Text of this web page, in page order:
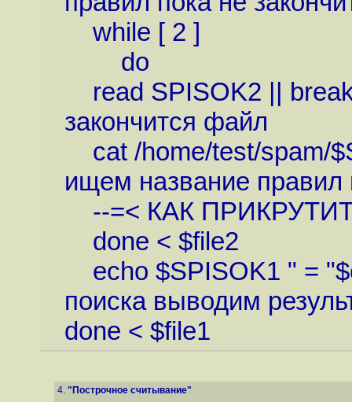
while [ 2 ]
do
read SPISOK2 ||
закончится файл
cat /home/test/spam/
ищем название правил
--=< КАК
done < $file2
echo $SPISOK1 " =
поиска выводим
done < $file1
4. "Построчное считывание"